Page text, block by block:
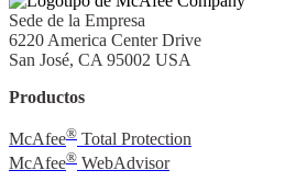
Sede de la Empresa
6220 America Center Drive
San José, CA 95002 USA
Productos
McAfee® Total Protection
McAfee® WebAdvisor